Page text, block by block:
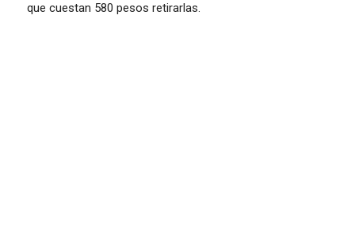
que cuestan 580 pesos retirarlas.